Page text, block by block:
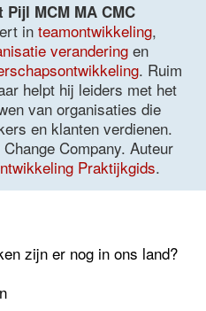
Pijl MCM MA CMC
inteamontwikkeling,
verandering en
. Ruim
helpt hij leiders met het
van organisaties die
en klanten verdienen.
Company. Auteur
Praktijkgids.
zijn er nog in ons land?